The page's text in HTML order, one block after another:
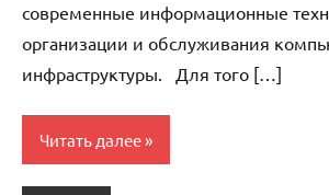
современные информационные
организации и обслуживания
инфраструктуры. Для того […]
Читать далее